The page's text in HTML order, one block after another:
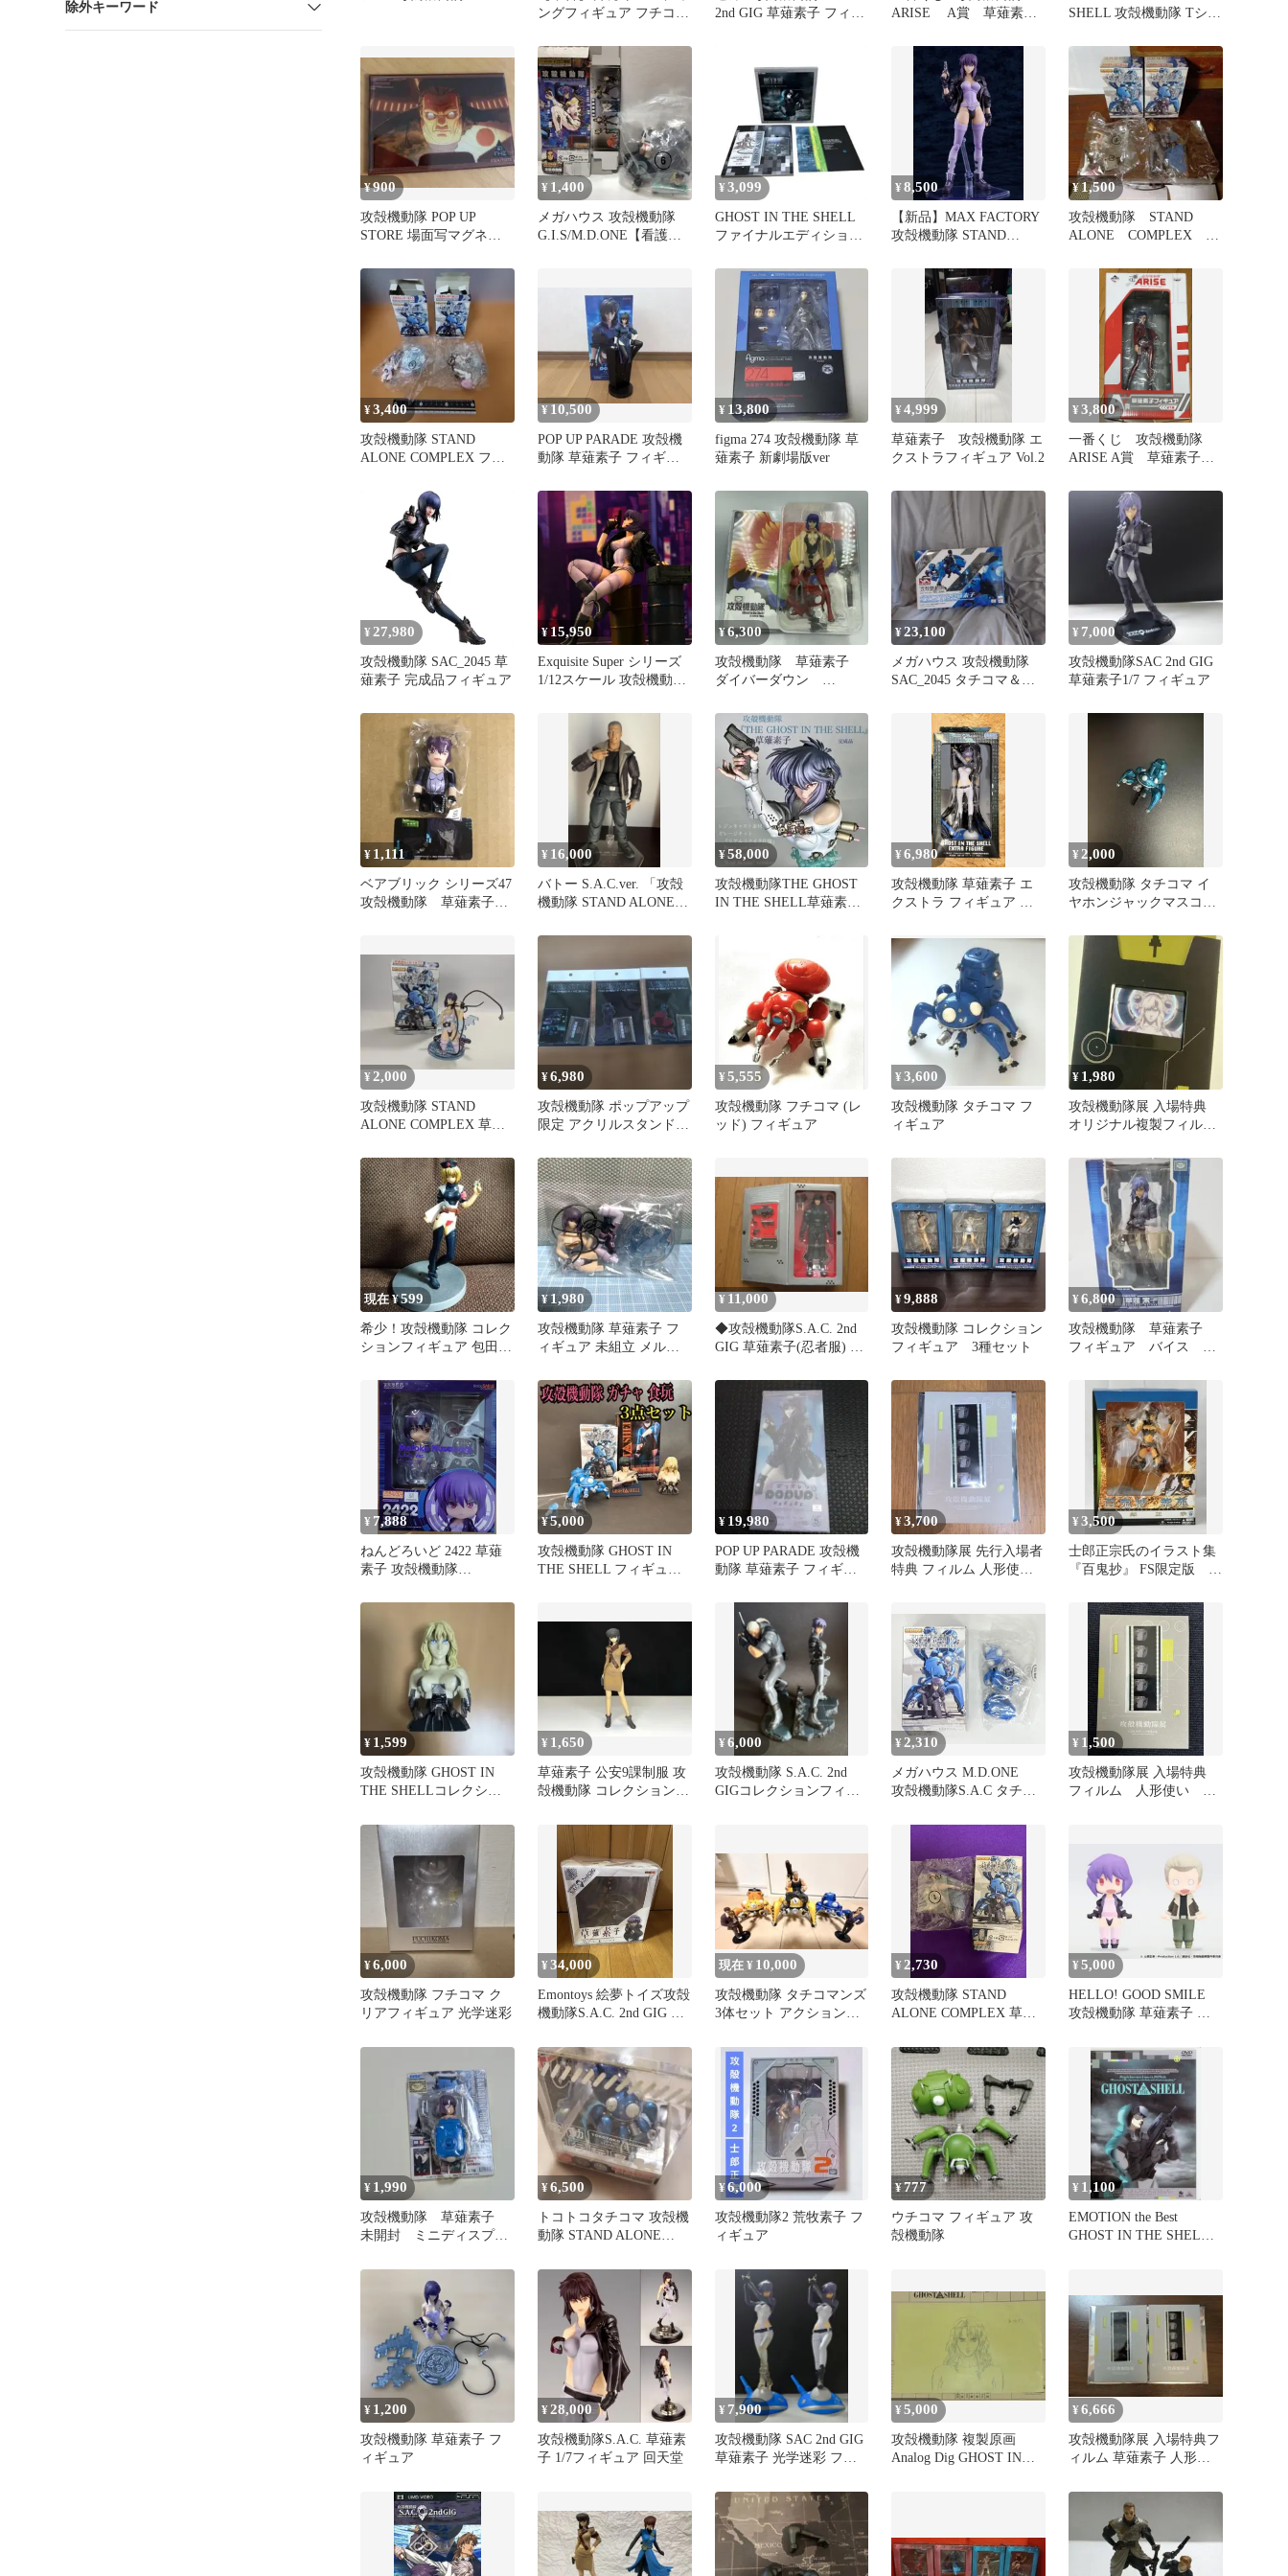
除外キーワード
ングフィギュア フチコマ
攻殻機動隊 THE GHOST
IN THE SHELL」
2nd GIG 草薙素子 フィギ
ARISE A賞 草薙素
SHELL 攻殻機動隊 Tシャ
1995 アニメ ホワイト
USA 草薙素子 少佐 電脳
人形使い サイボーグ 公
安9課 ゴースト プロジェ
クト2501 美品 メンズ レ
ディース 漫画 レア 稀少
¥900
攻殻機動隊 POP UP
STORE 場面写マグネッ
¥ 1,400
メガハウス 攻殻機動隊
G.I.S/M.D.ONE【看護
¥ 3,099
GHOST IN THE SHELL
ファイナルエディション
¥8,500
【新品】MAX FACTORY
攻殻機動隊 STAND
PLAMATEA 草薙素子
【正規品】
¥1,500
攻殻機動隊 STAND
ALONE COMPLEX 2
¥3,400
攻殻機動隊 STAND
ALONE COMPLEX フィ
¥ 10,500
POP UP PARADE 攻殻機
動隊 草薙素子 フィギュ
¥ 13,800
figma 274 攻殻機動隊 草
薙素子 新劇場版ver
¥4,999
草薙素子 攻殻機動隊 エ
クストラフィギュア Vol.2
¥3,800
一番くじ 攻殻機動隊
ARISE A賞 草薙素子
¥ 27,980
攻殻機動隊 SAC_2045 草
薙素子 完成品フィギュア
¥15,950
Exquisite Super シリーズ
1/12スケール 攻殻機動隊
¥6,300
攻殻機動隊 草薙素子
ダイバーダウン
¥23,100
メガハウス 攻殻機動隊
SAC_2045 タチコマ＆草
¥ 7,000
攻殻機動隊SAC 2nd GIG
草薙素子1/7 フィギュア
¥ 1,111
ベアブリック シリーズ47
攻殻機動隊 草薙素子
¥ 16,000
バトー S.A.C.ver. 「攻殻
機動隊 STAND ALONE」
¥58,000
攻殻機動隊THE GHOST
IN THE SHELL草薙素子
¥6,980
攻殻機動隊 草薙素子 エ
クストラ フィギュア セ
¥ 2,000
攻殻機動隊 タチコマ イ
ヤホンジャックマスコッ
¥ 2,000
攻殻機動隊 STAND
ALONE COMPLEX 草薙
¥6,980
攻殻機動隊 ポップアップ
限定 アクリルスタンド
¥5,555
攻殻機動隊 フチコマ (レ
ッド) フィギュア
¥3,600
攻殻機動隊 タチコマ フ
ィギュア
¥ 1,980
攻殻機動隊展 入場特典
オリジナル複製フィルム
現在 ¥599
希少！攻殻機動隊 コレク
ションフィギュア 包田那
¥1,980
攻殻機動隊 草薙素子 フ
ィギュア 未組立 メルカ
¥ 11,000
◆攻殻機動隊S.A.C. 2nd
GIG 草薙素子(忍者服) 1/6
¥9,888
攻殻機動隊 コレクション
フィギュア 3種セット
¥6,800
攻殻機動隊 草薙素子
フィギュア バイス 製
¥ 7,888
ねんどろいど 2422 草薙
素子 攻殻機動隊
¥5,000
攻殻機動隊 GHOST IN
THE SHELL フィギュア
¥ 19,980
POP UP PARADE 攻殻機
動隊 草薙素子 フィギュ
¥3,700
攻殻機動隊展 先行入場者
特典 フィルム 人形使い
¥3,500
士郎正宗氏のイラスト集
『百鬼抄』 FS限定版
¥ 1,599
攻殻機動隊 GHOST IN
THE SHELLコレクショ
¥ 1,650
草薙素子 公安9課制服 攻
殻機動隊 コレクションフ
¥6,000
攻殻機動隊 S.A.C. 2nd
GIGコレクションフィギ
¥2,310
メガハウス M.D.ONE
攻殻機動隊S.A.C タチコ
¥ 1,500
攻殻機動隊展 入場特典
フィルム 人形使い 素
¥6,000
攻殻機動隊 フチコマ ク
リアフィギュア 光学迷彩
¥34,000
Emontoys 絵夢トイズ攻殻
機動隊S.A.C. 2nd GIG 草
現在 ¥ 10,000
攻殻機動隊 タチコマンズ
3体セット アクションフ
ブルー
¥2,730
攻殻機動隊 STAND
ALONE COMPLEX 草薙
¥5,000
HELLO! GOOD SMILE
攻殻機動隊 草薙素子 バ
¥ 1,990
攻殻機動隊 草薙素子
未開封 ミニディスプレ
¥6,500
トコトコタチコマ 攻殻機
動隊 STAND ALONE
¥6,000
攻殻機動隊2 荒牧素子 フ
ィギュア
¥777
ウチコマ フィギュア 攻
殻機動隊
¥ 1,100
EMOTION the Best
GHOST IN THE SHELL/
¥ 1,200
攻殻機動隊 草薙素子 フ
ィギュア
¥28,000
攻殻機動隊S.A.C. 草薙素
子 1/7フィギュア 回天堂
¥ 7,900
攻殻機動隊 SAC 2nd GIG
草薙素子 光学迷彩 フィ
¥5,000
攻殻機動隊 複製原画
Analog Dig GHOST IN
¥6,666
攻殻機動隊展 入場特典フ
ィルム 草薙素子 人形使